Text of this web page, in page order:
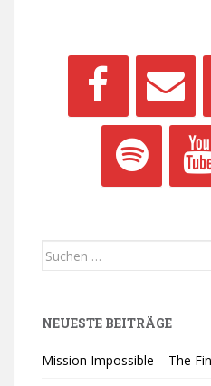
Suchen
NEUESTE BEITRÄGE
Mission Impossible – The